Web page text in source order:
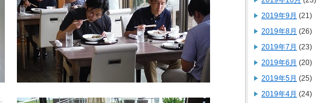
2019年9月 (21)
2019年8月 (26)
2019年7月 (23)
2019年6月 (20)
2019年5月 (25)
2019年4月 (24)